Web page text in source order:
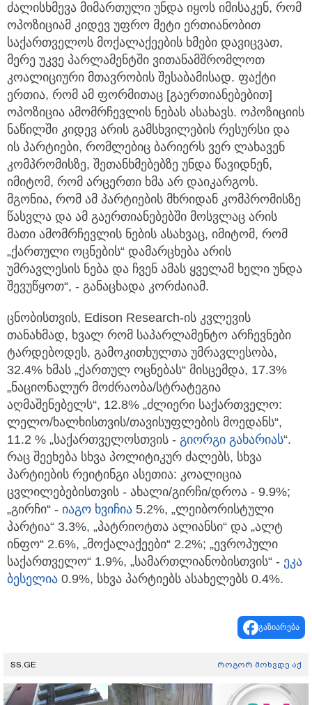
ძალისხმევა მიმართული უნდა იყოს იმისაკენ, რომ
ოპოზიციამ კიდევ უფრო მეტი ერთიანობით
საქართველოს მოქალაქეების ხმები დავიცვათ,
მერე უკვე პარლამენტში ვითანამშრომლოთ
კოალიციური მთავრობის შესაბამისად. ფაქტი
ერთია, რომ ამ ფორმითაც [გაერთიანებებით]
ოპოზიცია ამომრჩევლის ნებას ასახავს. ოპოზიციის
ნაწილში კიდევ არის გამსხვილების რესურსი და
ის პარტიები, რომლებიც ბარიერს ვერ ლახავენ
კომპრომისზე, შეთანხმებებზე უნდა წავიდნენ,
იმიტომ, რომ არცერთი ხმა არ დაიკარგოს.
მგონია, რომ ამ პარტიების მხრიდან კომპრომისზე
წასვლა და ამ გაერთიანებებში მოსვლაც არის
მათი ამომრჩევლის ნების ასახვაც, იმიტომ, რომ
„ქართული ოცნების“ დამარცხება არის
უმრავლესის ნება და ჩვენ ამას ყველამ ხელი უნდა
შევუწყოთ“, - განაცხადა კორძაიამ.
ცნობისთვის, Edison Research-ის კვლევის
თანახმად, ხვალ რომ საპარლამენტო არჩევნები
ტარდებოდეს, გამოკითხულთა უმრავლესობა,
32.4% ხმას „ქართულ ოცნებას“ მისცემდა, 17.3%
„ნაციონალურ მოძრაობა/სტრატეგია
აღმაშენებელს“, 12.8% „ძლიერი საქართველო:
ლელო/ხალხისთვის/თავისუფლების მოედანს“,
11.2 % „საქართველოსთვის - გიორგი გახარიას“.
რაც შეეხება სხვა პოლიტიკურ ძალებს, სხვა
პარტიების რეიტინგი ასეთია: კოალიცია
ცვლილებებისთვის - ახალი/გირჩი/დროა - 9.9%;
„გირჩი“ - იაგო ხვიჩია 5.2%, „ლეიბორისტული
პარტია“ 3.3%, „პატრიოტთა ალიანსი“ და „ალტ
ინფო“ 2.6%, „მოქალაქეები“ 2.2%; „ევროპული
საქართველო“ 1.9%, „სამართლიანობისთვის“ - ეკა
ბესელია 0.9%, სხვა პარტიებს ასახელებს 0.4%.
გაზიარება
SS.GE როგორ მოხვდე აქ